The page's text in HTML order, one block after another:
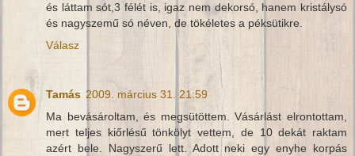
és láttam sót,3 félét is, igaz nem dekorsó, hanem kristálysó
és nagyszemű só néven, de tökéletes a péksütikre.
Válasz
Tamás 2009. március 31. 21:59
Ma bevásároltam, és megsütöttem. Vásárlást elrontottam,
mert teljes kiőrlésű tönkölyt vettem, de 10 dekát raktam
azért bele. Nagyszerű lett. Adott neki egy enyhe korpás